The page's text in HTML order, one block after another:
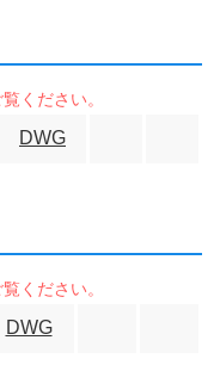
DWG
DWG